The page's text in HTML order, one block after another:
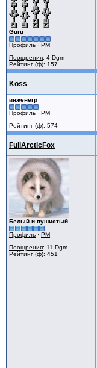
Guru
Профиль · PM
Поощрения: 4 Dgm
Рейтинг (ф): 157
Koss
инженегр
Профиль · PM
Рейтинг (ф): 574
FullArcticFox
Белый и пушистый
Профиль · PM
Поощрения: 11 Dgm
Рейтинг (ф): 451